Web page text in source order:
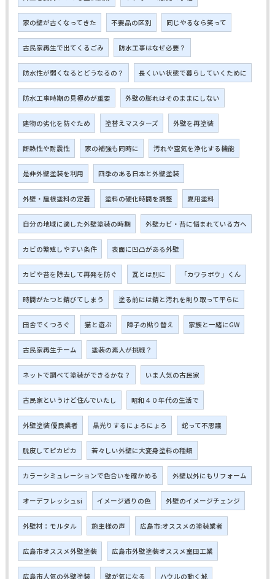
家の壁が古くなってきた 不要品の区別 同じやるなら笑って
古民家再生で出てくるごみ 防水工事はなぜ必要？
防水性が弱くなるとどうなるの？ 長くいい状態で暮らしていくために
防水工事時期の見極めが重要 外壁の膨れはそのままにしない
建物の劣化を防ぐため 塗替えマスターズ 外壁を再塗装
断熱性や耐震性 家の補強も同時に 汚れや空気を浄化する機能
是非外壁塗装を利用 四季のある日本と外壁塗装
外壁・屋根塗料の定着 塗料の硬化時間を調整 夏用塗料
自分の地域に適した外壁塗装の時期 外壁カビ・苔に悩まれている方へ
カビの繁殖しやすい条件 表面に凹凸がある外壁
カビや苔を除去して再発を防ぐ 瓦とは別に 「カワラボウ」くん
時間がたつと錆びてしまう 塗る前には錆と汚れを削り取って平らに
田舎でくつろぐ 猫と遊ぶ 障子の貼り替え 家族と一緒にGW
古民家再生チーム 塗装の素人が挑戦？
ネットで調べて塗装ができるかな？ いま人気の古民家
古民家というけど住んでいたし 昭和４０年代の生活で
外壁塗装 優良業者 黒光りするにょろにょろ 蛇って不思議
脱皮してピカピカ 若々しい外壁に大変身塗料の種類
カラーシミュレーションで色合いを確かめる 外壁以外にもリフォーム
オーデフレッシュsi イメージ通りの色 外壁のイメージチェンジ
外壁材：モルタル 施主様の声 広島市:オススメの塗装業者
広島市オススメ外壁塗装 広島市外壁塗装オススメ室田工業
広島市人気の外壁塗装 壁が気になる ハウルの動く城